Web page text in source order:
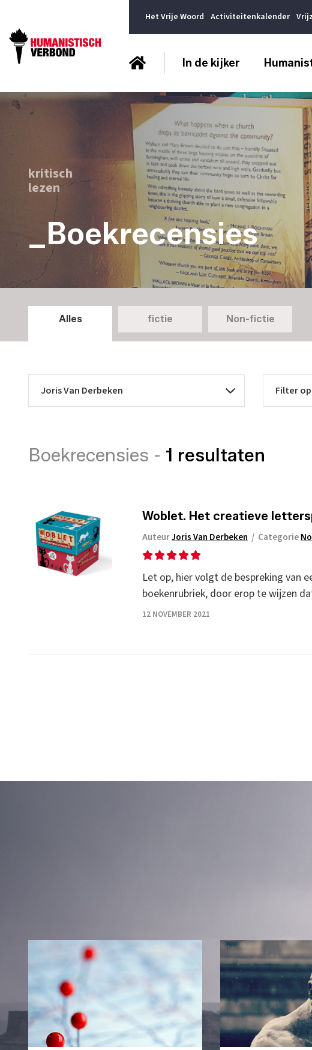
Het Vrije Woord Activiteitenkalender
In de kijker
kritisch
lezen
_Boekrecensies
Alles fictie Non-fictie
Boekrecensies - 1 resultaten
Woblet. Het creatieve
AuteurJoris Van Derbeken / Categorie
Let op, hier volgt de bespreking van
boekenrubriek, door erop te wijzen
12 NOVEMBER 2021